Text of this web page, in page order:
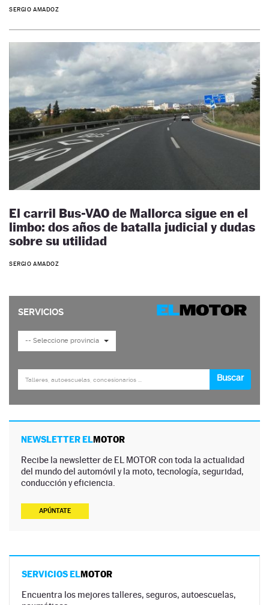
SERGIO AMADOZ
El carril Bus-VAO de Mallorca sigue en el
limbo: dos años de batalla judicial y dudas
sobre su utilidad
SERGIO AMADOZ
NEWSLETTER ELMOTOR
Recibe la newsletter de EL MOTOR con toda la actualidad
del mundo del automóvil y la moto, tecnología, seguridad,
conducción y eficiencia.
APÚNTATE
SERVICIOS ELMOTOR
Encuentra los mejores talleres, seguros, autoescuelas,